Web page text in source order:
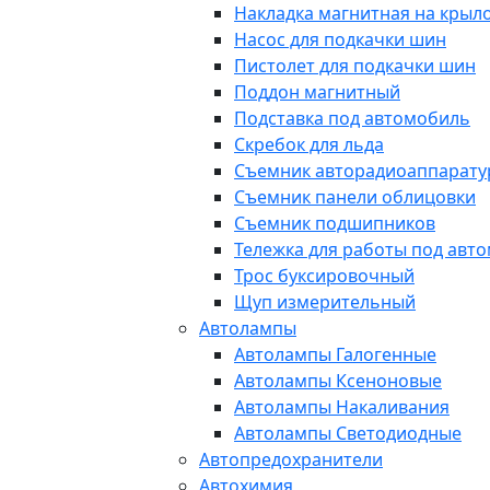
Накладка магнитная на
Насос для подкачки шин
Пистолет для подкачки шин
Поддон магнитный
Подставка под автомобиль
Скребок для льда
Съемник
Съемник панели облицовки
Съемник подшипников
Тележка для работы под
Трос буксировочный
Щуп измерительный
Автолампы
Автолампы Галогенные
Автолампы Ксеноновые
Автолампы Накаливания
Автолампы Светодиодные
Автопредохранители